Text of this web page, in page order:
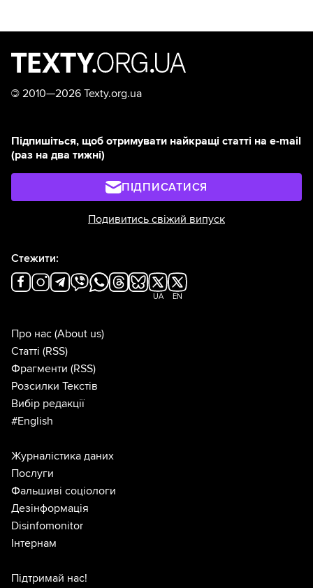
© 2010—2026 Texty.org.ua
Підпишіться, щоб отримувати найкращі статті на e-mail
(раз на два тижні)
ПІДПИСАТИСЯ
Подивитись свіжий випуск
Стежити:
UA EN
Про нас (About us)
Статті (RSS)
Фрагменти (RSS)
Розсилки Текстів
Вибір редакції
#English
Журналістика даних
Послуги
Фальшиві соціологи
Дезінформація
Disinfomonitor
Інтернам
Підтримай нас!